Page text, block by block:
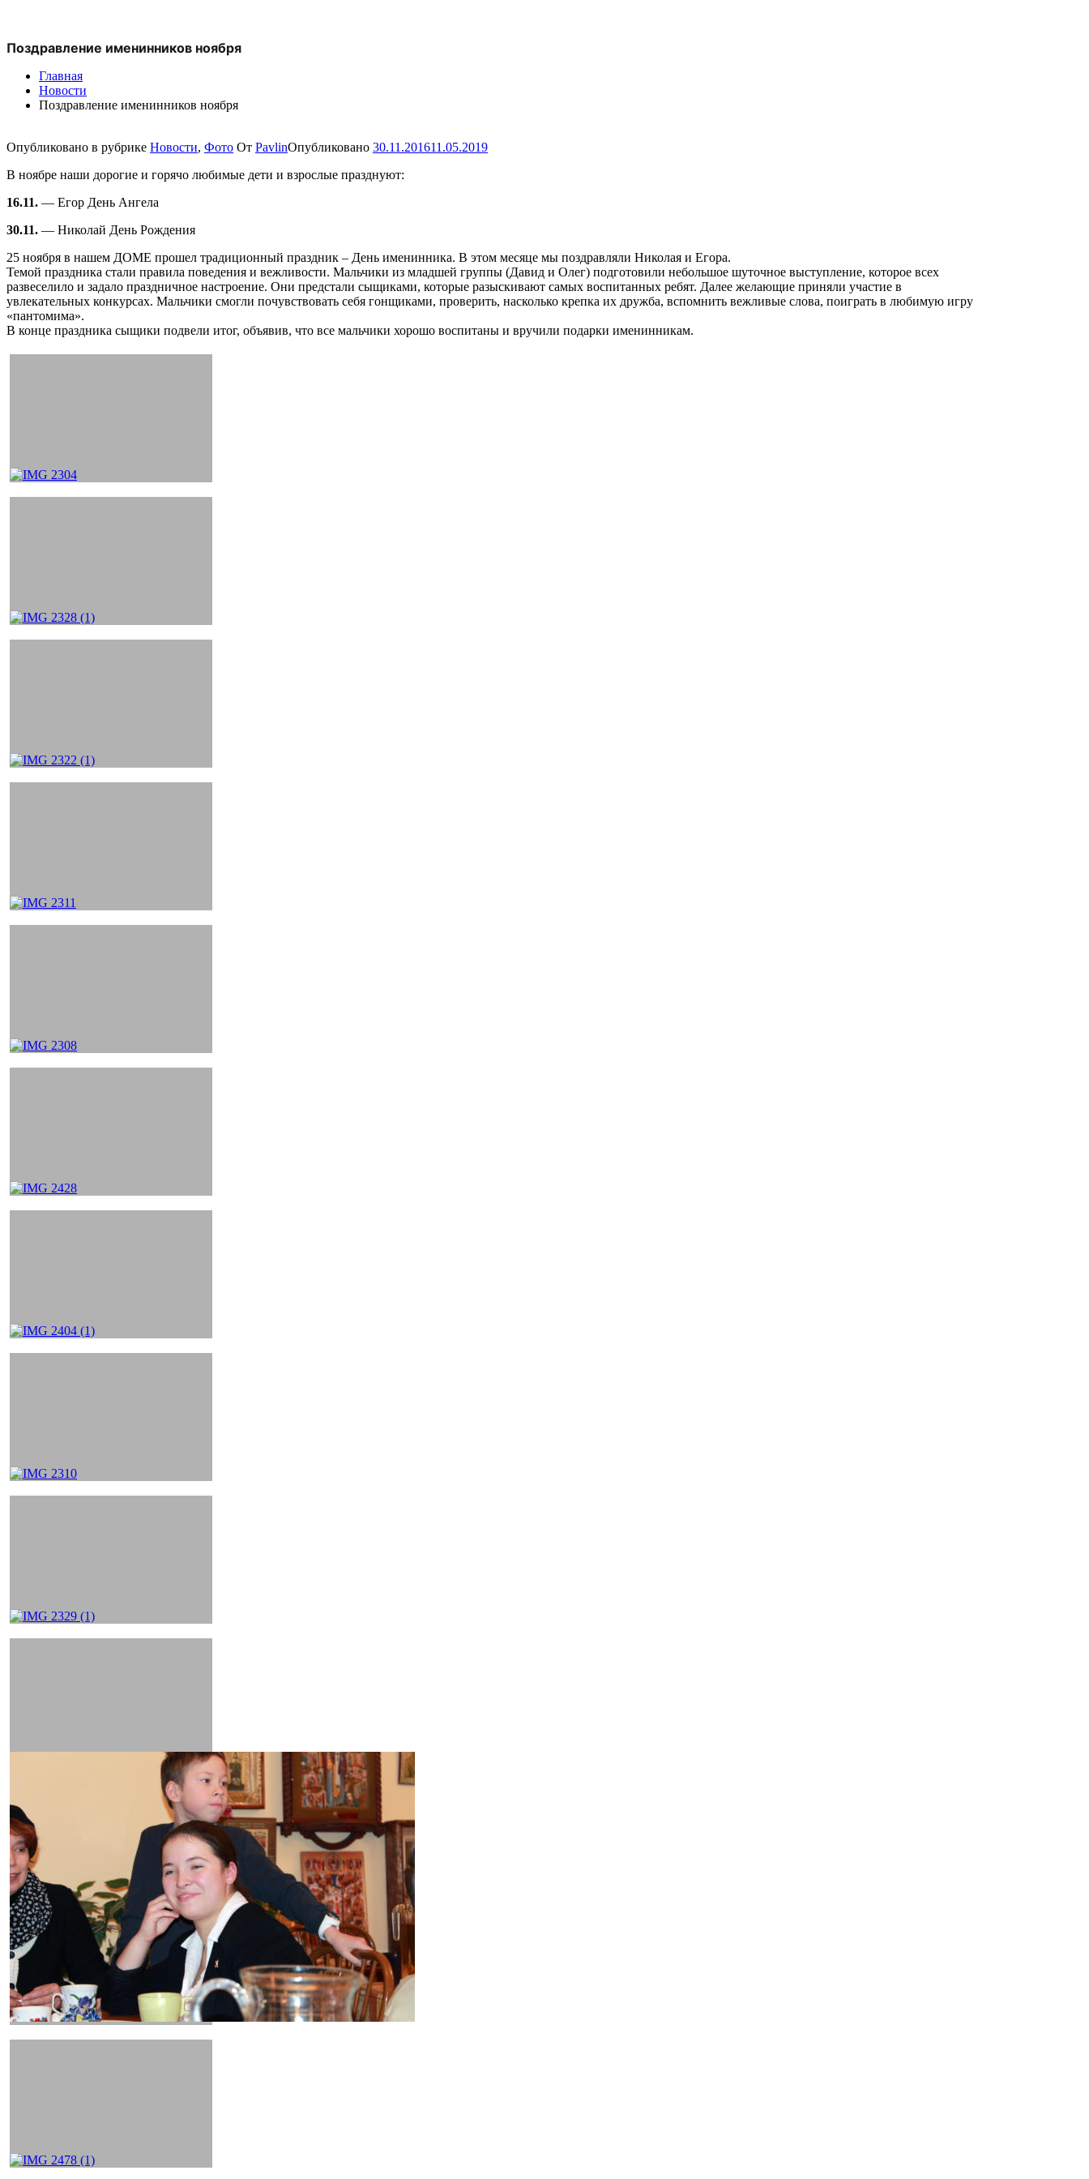
Поздравление именинников ноября
Главная
Новости
Поздравление именинников ноября
Опубликовано в рубрике Новости, Фото От PavlinОпубликовано 30.11.201611.05.2019
В ноябре наши дорогие и горячо любимые дети и взрослые празднуют:
16.11. — Егор День Ангела
30.11. — Николай День Рождения
25 ноября в нашем ДОМЕ прошел традиционный праздник – День именинника. В этом месяце мы поздравляли Николая и Егора.
Темой праздника стали правила поведения и вежливости. Мальчики из младшей группы (Давид и Олег) подготовили небольшое шуточное выступление, которое всех
развеселило и задало праздничное настроение. Они предстали сыщиками, которые разыскивают самых воспитанных ребят. Далее желающие приняли участие в
увлекательных конкурсах. Мальчики смогли почувствовать себя гонщиками, проверить, насколько крепка их дружба, вспомнить вежливые слова, поиграть в любимую игру
«пантомима».
В конце праздника сыщики подвели итог, объявив, что все мальчики хорошо воспитаны и вручили подарки именинникам.